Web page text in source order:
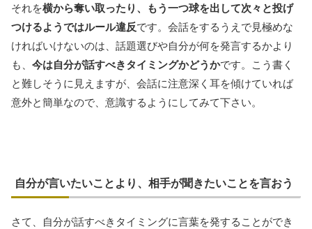
それを横から奪い取ったり、もう一つ球を出して次々と投げ
つけるようではルール違反です。会話をするうえで見極めな
ければいけないのは、話題選びや自分が何を発言するかより
も、 今は自分が話すべきタイミングかどうかです。こう書く
と難しそうに見えますが、会話に注意深く耳を傾けていれば
意外と簡単なので、意識するようにしてみて下さい。
自分が言いたいことより、相手が聞きたいことを言おう
さて、自分が話すべきタイミングに言葉を発することができ